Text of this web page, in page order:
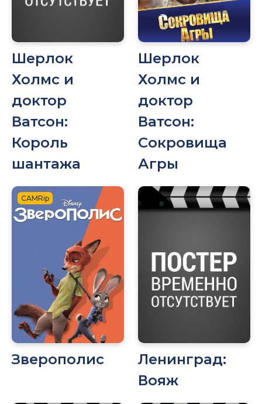
Шерлок
Холмс и
доктор
Ватсон:
Король
шантажа
Шерлок
Холмс и
доктор
Ватсон:
Сокровища
Агры
CAMRip
Зверополис
Ленинград:
Вояж